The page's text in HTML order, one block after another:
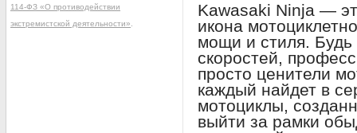
Kawasaki Ninja —
икона
мощи и стиля. Будь
скоростей,
просто ценители
каждый найдет в
мотоциклы,
выйти за рамки
114-ФЗ «О противодействии
экстремистской деятельности»